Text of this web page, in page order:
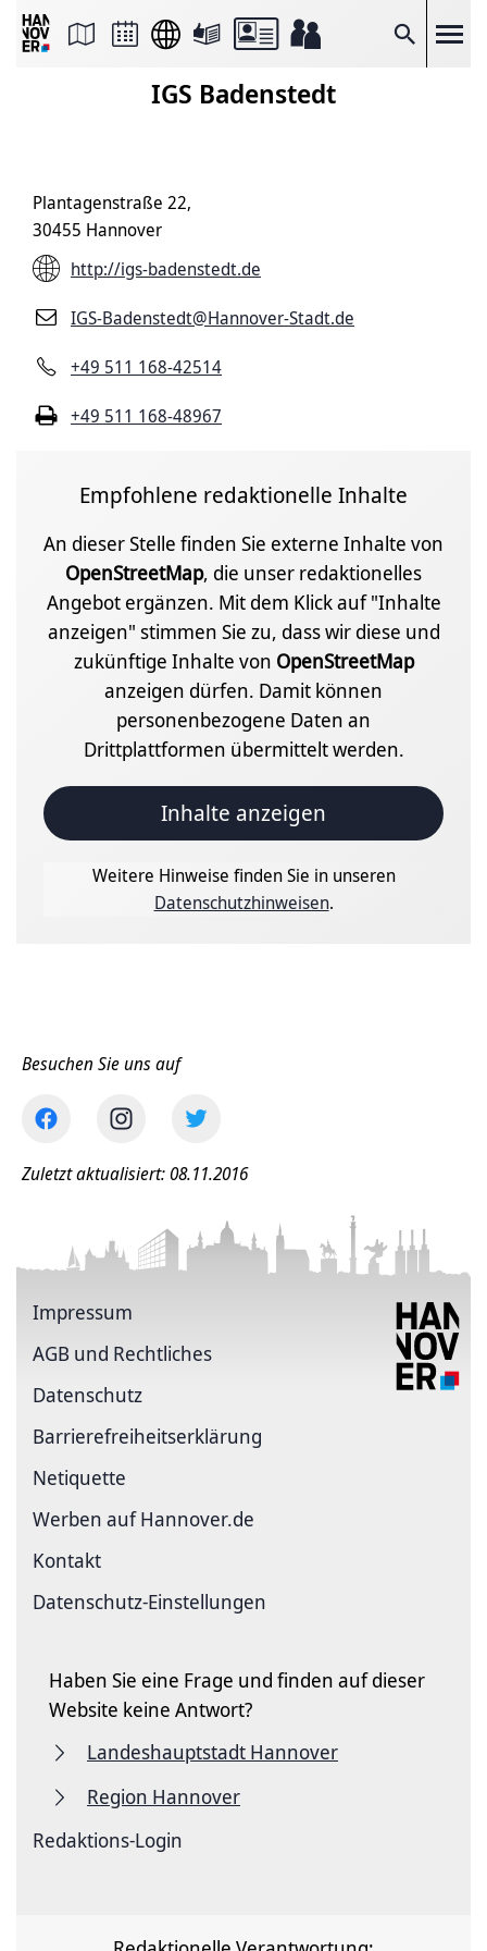
Suche
Seite
Seitenlink
Seite
Drucken
IGS Badenstedt
Plantagenstraße 22,
30455 Hannover
http://igs-badenstedt.de
IGS-Badenstedt@Hannover-Stadt.de
+49 511 168-42514
+49 511 168-48967
Empfohlene redaktionelle Inhalte
An dieser Stelle finden Sie externe Inhalte von
OpenStreetMap, die unser redaktionelles
Angebot ergänzen. Mit dem Klick auf "Inhalte
anzeigen" stimmen Sie zu, dass wir diese und
zukünftige Inhalte von OpenStreetMap
anzeigen dürfen. Damit können
personenbezogene Daten an
Drittplattformen übermittelt werden.
Inhalte anzeigen
Weitere Hinweise finden Sie in unseren
Datenschutzhinweisen.
Besuchen Sie uns auf
Zuletzt aktualisiert: 08.11.2016
Impressum
AGB und Rechtliches
Datenschutz
Barriere­freiheits­erklärung
Netiquette
Werben auf Hannover.de
Kontakt
Datenschutz-Einstellungen
Haben Sie eine Frage und finden auf dieser
Website keine Antwort?
Landeshauptstadt Hannover
Region Hannover
Redaktions-Login